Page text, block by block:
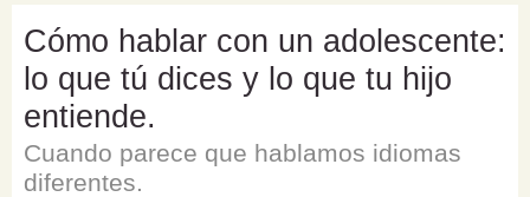
Cómo hablar con un adolescente:
lo que tú dices y lo que tu hijo
entiende.
Cuando parece que hablamos idiomas
diferentes.